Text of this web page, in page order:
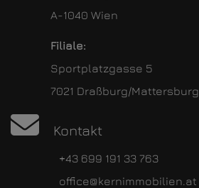
A-1040 Wien
Filiale:
Sportplatzgasse 5
7021 Draßburg/Mattersburg
Kontakt
+43 699 191 33 763
office@kernimmobilien.at